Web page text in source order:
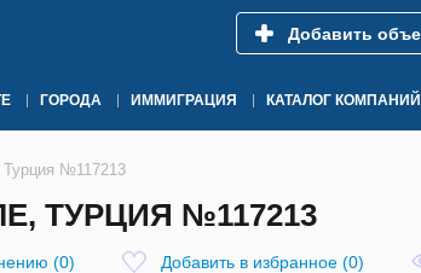
Добавить
ГОРОДА ИММИГРАЦИЯ КАТАЛОГ КОМПАНИЙ
Турция №117213
ТУРЦИЯ №117213
(0) Добавить в избранное (0)